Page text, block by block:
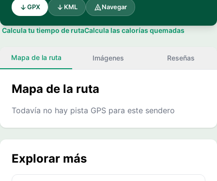
GPX KML Navegar
Calcula tu tiempo de rutaCalcula las calorías quemadas
Mapa de la ruta Imágenes Reseñas
Mapa de la ruta
Todavía no hay pista GPS para este sendero
Explorar más